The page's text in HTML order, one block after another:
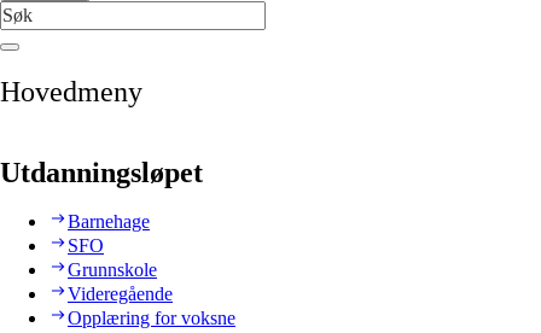
Hovedmeny
Utdanningsløpet
Barnehage
SFO
Grunnskole
Videregående
Opplæring for voksne